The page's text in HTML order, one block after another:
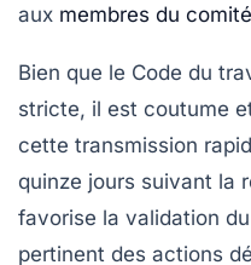
aux membres du comité
Bien que le Code du
stricte, il est coutume
cette transmission
quinze jours suivant la
favorise la validation
pertinent des actions